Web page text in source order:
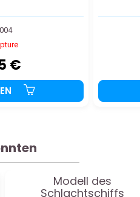
€
Modell des
Schlachtschiffs